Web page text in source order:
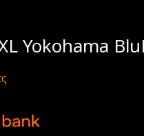
Yokohama